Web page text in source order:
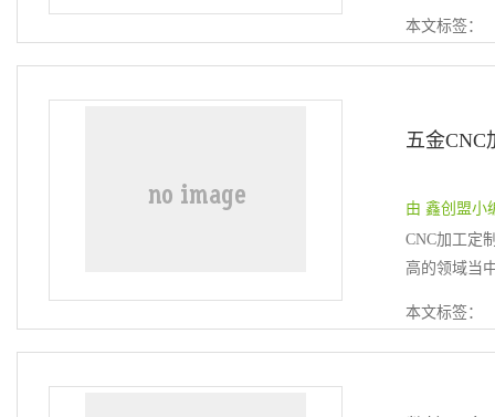
本文标签：
五金CNC
由 鑫创盟小
CNC加工定
高的领域当
本文标签：